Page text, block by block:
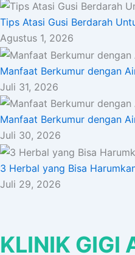
Tips Atasi Gusi Berdarah
Agustus 1, 2026
Manfaat Berkumur dengan
Juli 31, 2026
Manfaat Berkumur dengan
Juli 30, 2026
3 Herbal yang Bisa
Juli 29, 2026
KLINIK GIGI